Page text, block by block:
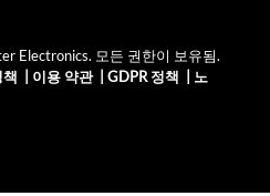
Electronics. 모든 권한이 보유됨.
책 이용 약관| GDPR 정책
노